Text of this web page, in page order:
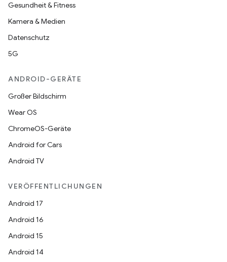
Gesundheit & Fitness
Kamera & Medien
Datenschutz
5G
ANDROID-GERÄTE
Großer Bildschirm
Wear OS
ChromeOS-Geräte
Android for Cars
Android TV
VERÖFFENTLICHUNGEN
Android 17
Android 16
Android 15
Android 14